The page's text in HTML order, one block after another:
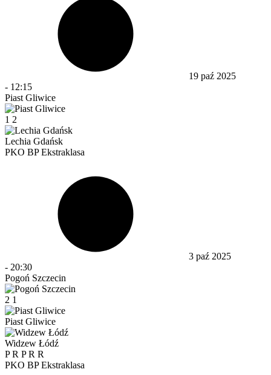
19 paź 2025
- 12:15
Piast Gliwice
1 2
Lechia Gdańsk
PKO BP Ekstraklasa
3 paź 2025
- 20:30
Pogoń Szczecin
2 1
Piast Gliwice
Widzew Łódź
PR PR R
PKO BP Ekstraklasa